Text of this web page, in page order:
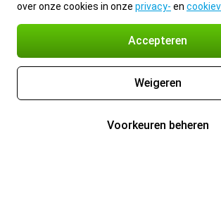
over onze cookies in onze privacy- en
Accepteren
Weigeren
Voorkeuren beheren